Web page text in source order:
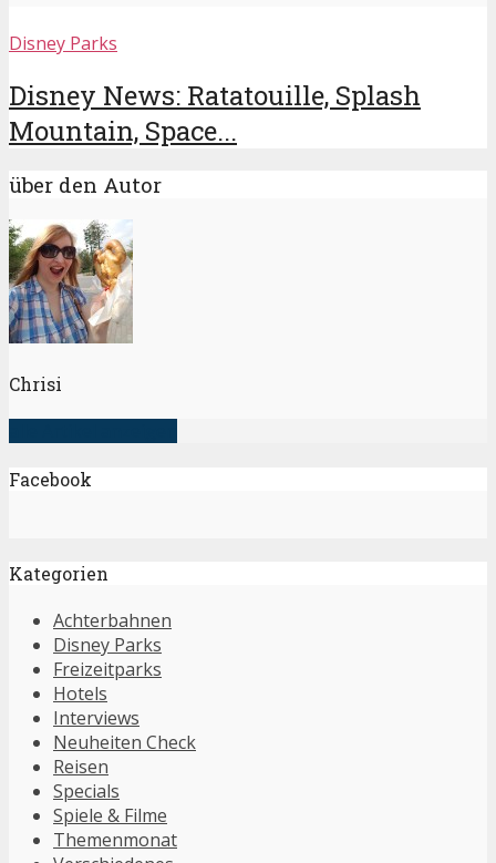
Disney Parks
Disney News: Ratatouille, Splash
Mountain, Space...
über den Autor
Chrisi
Facebook
Kategorien
Achterbahnen
Disney Parks
Freizeitparks
Hotels
Interviews
Neuheiten Check
Reisen
Specials
Spiele & Filme
Themenmonat